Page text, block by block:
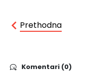
Prethodna
Komentari (0)